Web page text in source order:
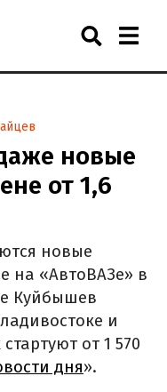
новые
от 1,6
новые
на «АвтоВАЗе» в
Куйбышев
и
от 1 570
дня».